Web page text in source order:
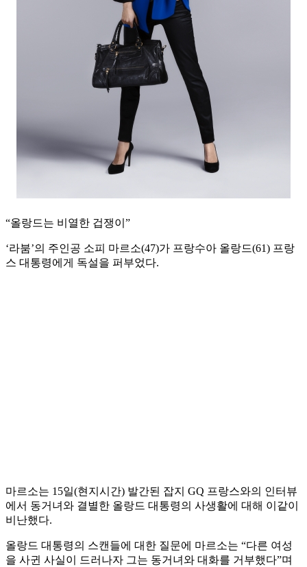
“올랑드는 비열한 겁쟁이”
‘라붐’의 주인공 소피 마르소(47)가 프랑수아 올랑드(61) 프랑
스 대통령에게 독설을 퍼부었다.
마르소는 15일(현지시간) 발간된 잡지 GQ 프랑스와의 인터뷰
에서 동거녀와 결별한 올랑드 대통령의 사생활에 대해 이같이
비난했다.
올랑드 대통령의 스캔들에 대한 질문에 마르소는 “다른 여성
을 사귄 사실이 드러나자 그는 동거녀와 대화를 거부했다”며